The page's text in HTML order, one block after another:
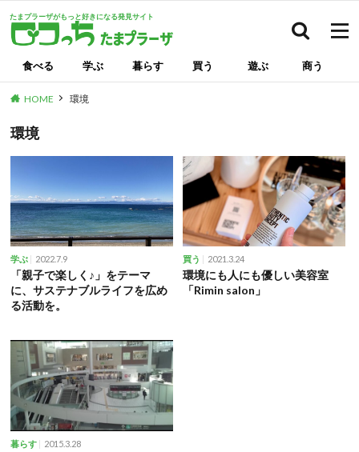
たまプラーザがもっと好きになる発見サイト
食べる 学ぶ 暮らす 買う 遊ぶ 商う
HOME 環境
環境
学ぶ 2022.7.9
「親子で楽しく♪」をテーマ
に、サステナブルライフを広め
る活動を。
買う 2021.3.24
環境にも人にも優しい美容室
「Rimin salon」
暮らす 2015.3.28